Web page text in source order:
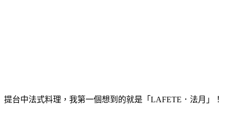
提台中法式料理，我第一個想到的就是「LAFETE．法月」！